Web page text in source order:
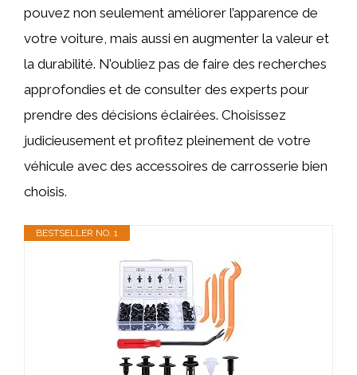
pouvez non seulement améliorer l’apparence de
votre voiture, mais aussi en augmenter la valeur et
la durabilité. N’oubliez pas de faire des recherches
approfondies et de consulter des experts pour
prendre des décisions éclairées. Choisissez
judicieusement et profitez pleinement de votre
véhicule avec des accessoires de carrosserie bien
choisis.
BESTSELLER NO. 1